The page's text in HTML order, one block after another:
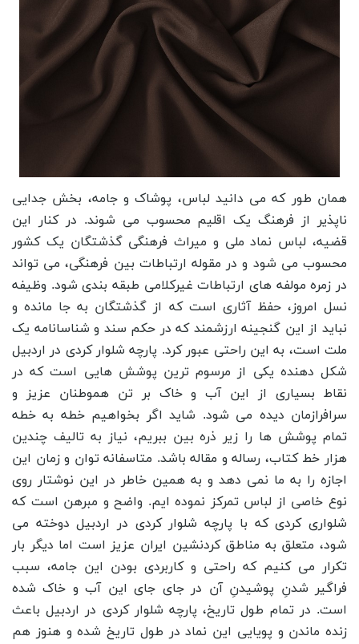
همان طور که می دانید لباس، پوشاک و جامه، بخش جدایی
ناپذیر از فرهنگ یک اقلیم محسوب می شوند. در کنار این
قضیه، لباس نماد ملی و میراث فرهنگی گذشتگان یک کشور
محسوب می شود و در مقوله ارتباطات بین فرهنگی، می تواند
در زمره مولفه های ارتباطات غیرکلامی طبقه بندی شود. وظیفه
نسل امروز، حفظ آثاری است که از گذشتگان به جا مانده و
نباید از این گنجینه ارزشمند که در حکم سند و شناسانامه یک
ملت است، به این راحتی عبور کرد. پارچه شلوار کردی در اردبیل
شکل دهنده یکی از مرسوم ترین پوشش هایی است که در
نقاط بسیاری از این آب و خاک بر تن هموطنان عزیز و
سرافرازمان دیده می شود. شاید اگر بخواهیم خطه به خطه
تمام پوشش ها را زیر ذره بین ببریم، نیاز به تالیف چندین
هزار خط کتاب، رساله و مقاله باشد. متاسفانه توان و زمان این
اجازه را به ما نمی دهد و به همین خاطر در این نوشتار روی
نوع خاصی از لباس تمرکز نموده ایم. واضح و مبرهن است که
شلواری کردی که با پارچه شلوار کردی در اردبیل دوخته می
شود، متعلق به مناطق کردنشین ایران عزیز است اما دیگر بار
تکرار می کنیم که راحتی و کاربردی بودن این جامه، سبب
فراگیر شدنِ پوشیدنِ آن در جای جای این آب و خاک شده
است. در تمام طول تاریخ، پارچه شلوار کردی در اردبیل باعث
زنده ماندن و پویایی این نماد در طول تاریخ شده و هنوز هم